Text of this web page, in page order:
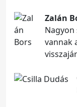
Zalán
Nagyon
vannak